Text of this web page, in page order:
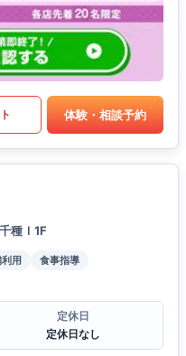
体験・相談予約
種Ｉ1F
用
食事指導
定休日
定休日なし